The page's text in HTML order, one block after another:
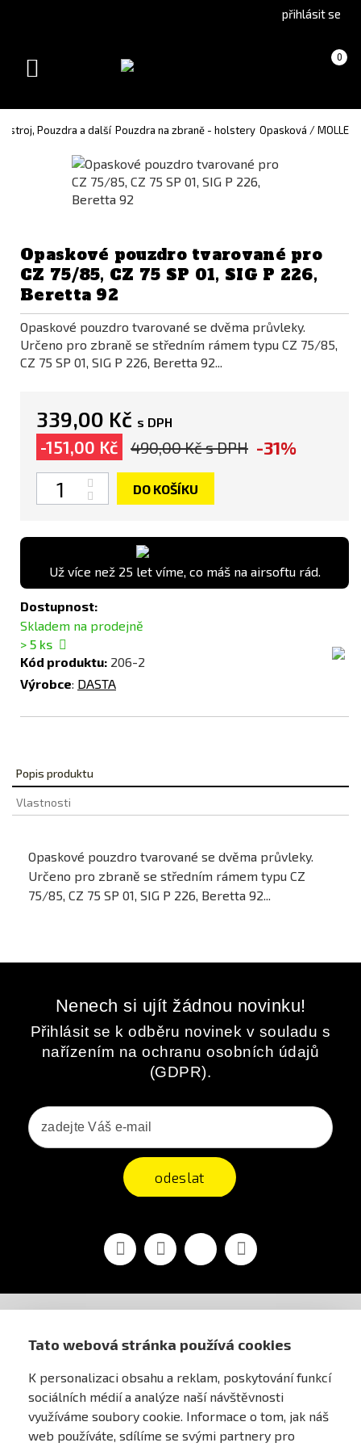
Tato webová stránka používá cookies
K personalizaci obsahu a reklam, poskytování funkcí
sociálních médií a analýze naší návštěvnosti
využíváme soubory cookie. Informace o tom, jak náš
web používáte, sdílíme se svými partnery pro
version(Slovak)
přihlásit se
Košík 0
(prázdný)
Toggle
Pouzdra a další Pouzdra na zbraně - holstery Opasková / MOLLE
Opaskové pouzdro tvarované pro
CZ 75/85, CZ 75 SP 01, SIG P 226,
Beretta 92
Opaskové pouzdro tvarované se dvěma průvleky.
Určeno pro zbraně se středním rámem typu CZ 75/85,
CZ 75 SP 01, SIG P 226, Beretta 92...
339,00 Kč s DPH
-151,00 Kč 490,00 Kčs DPH -31%
Počet
DO KOŠÍKU
Už více než 25 let víme, co máš na airsoftu rád.
Dostupnost:
Skladem na prodejně
> 5 ks
Kód produktu: 206-2
Výrobce: DASTA
Popis produktu
Vlastnosti
Opaskové pouzdro tvarované se dvěma průvleky.
Určeno pro zbraně se středním rámem typu CZ
75/85, CZ 75 SP 01, SIG P 226, Beretta 92...
Nenech si ujít žádnou novinku!
Přihlásit se k odběru novinek v souladu s
nařízením na ochranu osobních údajů
(GDPR).
odeslat
FacebookYouTubeVimeo Instagram
AIRSOFT OBCHOD PRAHA
PRO ZÁKAZNÍKY
MŮJ ÚČET